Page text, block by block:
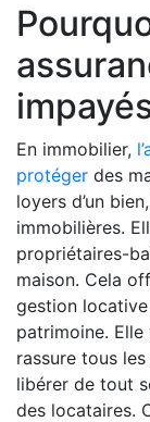
En immobilier,
protéger des
loyers d’un
immobilières.
propriétaires-
maison. Cela
gestion
patrimoine.
rassure tous
libérer de tout
des locataires.